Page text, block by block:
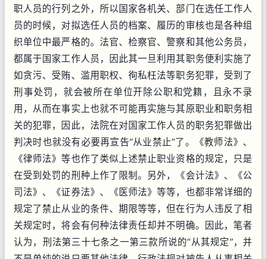
职人员的行列之外，所以国家各机关、部门在选任工作人
员的时候，对拟选任人员的档案、履历的审核也是各种组
织单位中最严格的。法官、检察官、警察和其他公务员，
都属于国家工作人员，因此其一旦利用其职务便利实施了
如贪污、受贿、滥用职权、徇私枉法等职务犯罪，受到了
刑事处罚，就会被所在单位开除公职和党籍，且永不录
用，从而在事实上也就不可能再实施与其原职业和职务相
关的犯罪，因此，法院在对国家工作人员的职务犯罪做出
判决时也就没有必要再宣告“从业禁止”了。《教师法》、
《律师法》等也作了类似上述禁止职业资格的规定，只是
在受到处罚的刑种上作了限制。另外，《会计法》、《公
司法》、《证券法》、《医师法》等等，也都非常详细的
规定了禁止从业的条件、期限等等，但在行为人违反了相
关规定时，将会有何种法律责任却并不明确。因此，笔者
认为，刑法第三十七条之一第三款所说的“从其规定”，并